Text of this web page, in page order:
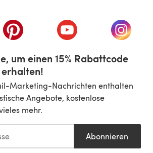
einem neuen Tab)
(öffnet sich in einem neuen Tab)
(öffnet sich in einem
(öffnet
um einen 15% Rabattcode
Marketing-Nachrichten enthalten
Angebote, kostenlose
mehr.
Abonnieren